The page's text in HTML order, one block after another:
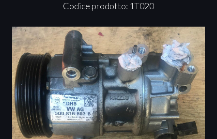
Codice prodotto: 1T020